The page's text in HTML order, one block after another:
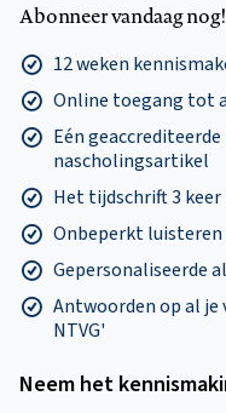
Abonneer vandaag nog!
12 weken
Online toegang tot
Eén
nascholingsartikel
Het tijdschrift 3 keer
Onbeperkt luisteren
Gepersonaliseerde
Antwoorden op al je
NTVG'
Neem het